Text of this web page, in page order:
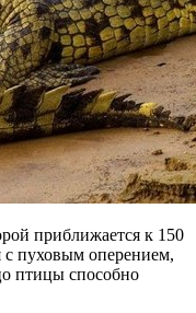
приближается к 150
пуховым оперением,
птицы способно